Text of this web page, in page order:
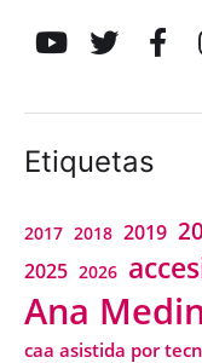
Etiquetas
2017 2018 2019
2025 2026
Ana
caa asistida por